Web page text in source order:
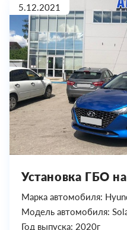
5.12.2021
Установка ГБО
Марка автомобиля:
Модель автомобиля:
Год выпуска: 2020г